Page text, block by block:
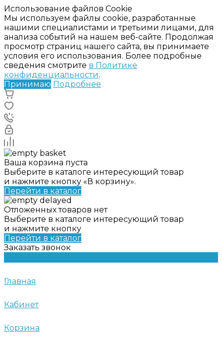
Использование файлов Cookie
Мы используем файлы cookie, разработанные
нашими специалистами и третьими лицами, для
анализа событий на нашем веб-сайте. Продолжая
просмотр страниц нашего сайта, вы принимаете
условия его использования. Более подробные
сведения смотрите в Политике
конфиденциальности.
Принимаю Подробнее
Ваша корзина пуста
Выберите в каталоге интересующий товар
и нажмите кнопку «В корзину».
Перейти в каталог
Отложенных товаров нет
Выберите в каталоге интересующий товар
и нажмите кнопку
Перейти в каталог
Заказать звонок
Главная
Кабинет
Корзина